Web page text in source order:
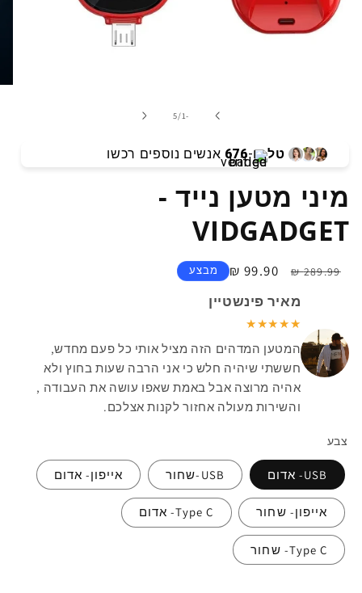
-1
/מתוך
5
טל ו-676 אנשים נוספים רכשו
מיני מטען נייד -
VIDGADGET
מחיר
289.99 ₪
מחיר
99.90 ₪ מבצע
מאיר פינשטיין
★★★★★
המטען המדהים הזה מציל אותי כל פעם מחדש,
חששתי שיהיה חלש כי אני הרבה שעות בחוץ ולא
אהיה מרוצה אבל באמת שאפו עושה את העבודה ,
והשירות מעולה אחזור לקנות אצלכם.
צבע
USB- אדום USB-שחור אייפון- אדום
אייפון- שחור Type C- אדום
Type C- שחור